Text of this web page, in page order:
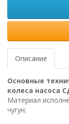
Описание
Основные
колеса насоса
Материал
чугун;